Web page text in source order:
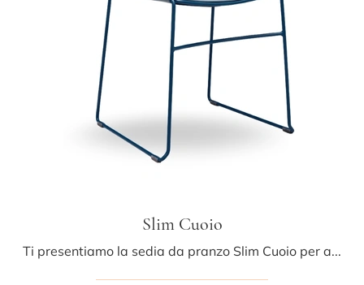
Slim Cuoio
Ti presentiamo la sedia da pranzo Slim Cuoio per atmosfere moderne, tra le più esclusive Sedie fisse di Midj.